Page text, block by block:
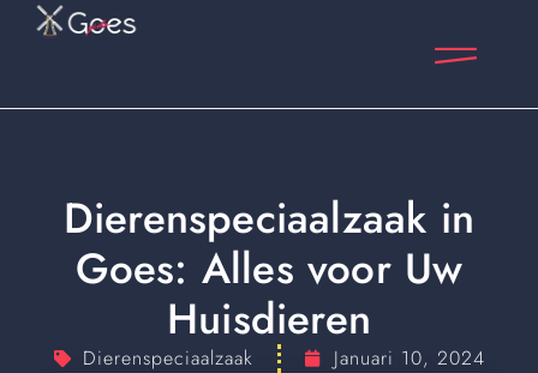
Dierenspeciaalzaak in
Goes: Alles voor Uw
Huisdieren
Dierenspeciaalzaak Januari 10, 2024